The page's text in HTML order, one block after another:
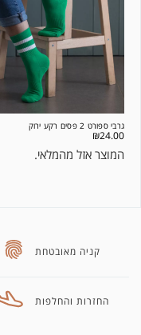
גרבי ספורט 2 פסים רקע ירוק
₪24.00
המוצר אזל מהמלאי.
קניה מאובטחת
החזרות והחלפות